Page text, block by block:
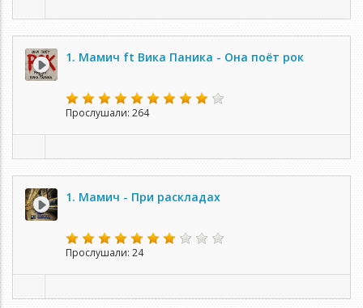
1. Мамич ft Вика Паника - Она поёт рок
Прослушали: 264
1. Мамич - При раскладах
Прослушали: 24